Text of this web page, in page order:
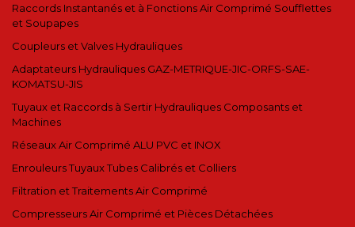
Raccords Instantanés et à Fonctions Air Comprimé Soufflettes
et Soupapes
Coupleurs et Valves Hydrauliques
Adaptateurs Hydrauliques GAZ-METRIQUE-JIC-ORFS-SAE-
KOMATSU-JIS
Tuyaux et Raccords à Sertir Hydrauliques Composants et
Machines
Réseaux Air Comprimé ALU PVC et INOX
Enrouleurs Tuyaux Tubes Calibrés et Colliers
Filtration et Traitements Air Comprimé
Compresseurs Air Comprimé et Pièces Détachées